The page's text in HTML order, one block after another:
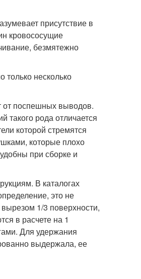
присутствие в
кровососущие
безмятежно
несколько
от поспешных выводов.
такого рода отличается
которой стремятся
которые плохо
при сборке и
В каталогах
это не
1/3 поверхности,
в расчете на 1
Для удержания
выдержала, ее